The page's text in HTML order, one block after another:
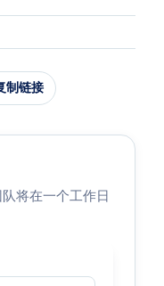
制链接
将在一个工作日